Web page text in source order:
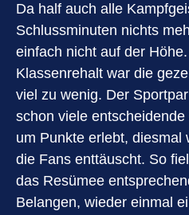
Da half auch alle
Schlussminuten nichts
einfach nicht auf der
Klassenrehalt war die
viel zu wenig. Der
schon viele
um Punkte erlebt, diesmal
die Fans enttäuscht. So
das Resümee
Belangen, wieder einmal